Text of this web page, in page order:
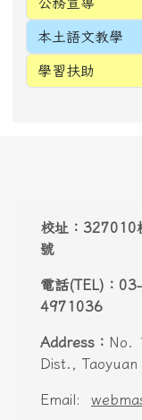
4971036
Dist.,